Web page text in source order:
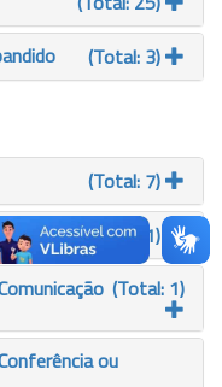
(Total: 3)
(Total: 7)
(Total: 1)
(Total: 1)
ou